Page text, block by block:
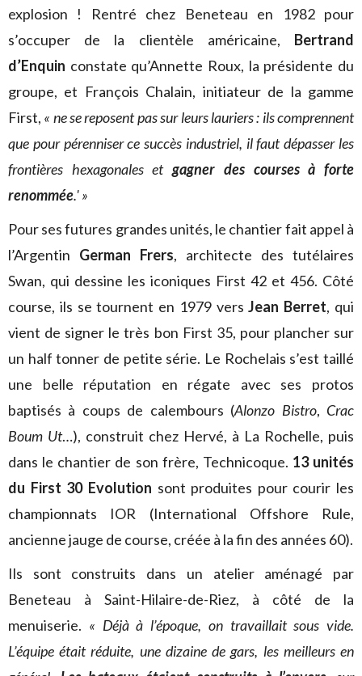
explosion ! Rentré chez Beneteau en 1982 pour
s’occuper de la clientèle américaine, Bertrand
d’Enquin constate qu’Annette Roux, la présidente du
groupe, et François Chalain, initiateur de la gamme
First, « ne se reposent pas sur leurs lauriers : ils comprennent
que pour pérenniser ce succès industriel, il faut dépasser les
frontières hexagonales etgagner des courses à forte
renommée.' »
Pour ses futures grandes unités, le chantier fait appel à
l’Argentin German Frers, architecte des tutélaires
Swan, qui dessine les iconiques First 42 et 456. Côté
course, ils se tournent en 1979 versJean Berret, qui
vient de signer le très bon First 35, pour plancher sur
un half tonner de petite série. Le Rochelais s’est taillé
une belle réputation en régate avec ses protos
baptisés à coups de calembours (Alonzo Bistro, Crac
Boum Ut…), construit chez Hervé, à La Rochelle, puis
dans le chantier de son frère, Technicoque. 13 unités
du First 30 Evolution sont produites pour courir les
championnats IOR (International Offshore Rule,
ancienne jauge de course, créée à la fin des années 60).
Ils sont construits dans un atelier aménagé par
Beneteau à Saint-Hilaire-de-Riez, à côté de la
menuiserie. « Déjà à l’époque, on travaillait sous vide.
L’équipe était réduite, une dizaine de gars, les meilleurs en